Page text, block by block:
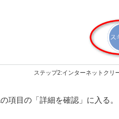
ステップ2:インターネットクリ
項目の「詳細を確認」に入る。